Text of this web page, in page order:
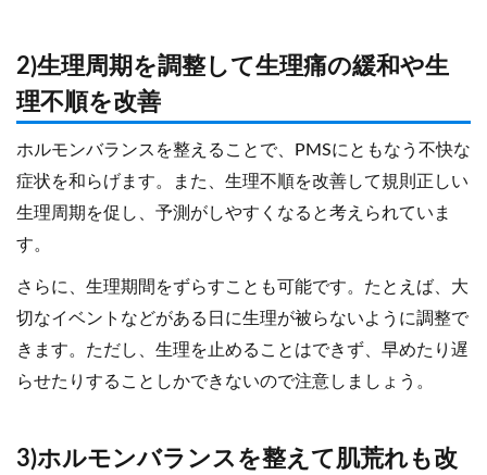
2)生理周期を調整して生理痛の緩和や生
理不順を改善
ホルモンバランスを整えることで、PMSにともなう不快な
症状を和らげます。また、生理不順を改善して規則正しい
生理周期を促し、予測がしやすくなると考えられていま
す。
さらに、生理期間をずらすことも可能です。たとえば、大
切なイベントなどがある日に生理が被らないように調整で
きます。ただし、生理を止めることはできず、早めたり遅
らせたりすることしかできないので注意しましょう。
3)ホルモンバランスを整えて肌荒れも改